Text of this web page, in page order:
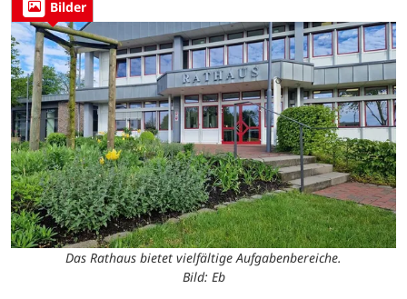
Bilder
Das Rathaus bietet vielfältige Aufgabenbereiche.
Bild: Eb